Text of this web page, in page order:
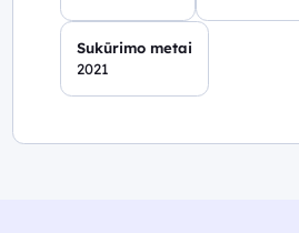
Sukūrimo metai
2021